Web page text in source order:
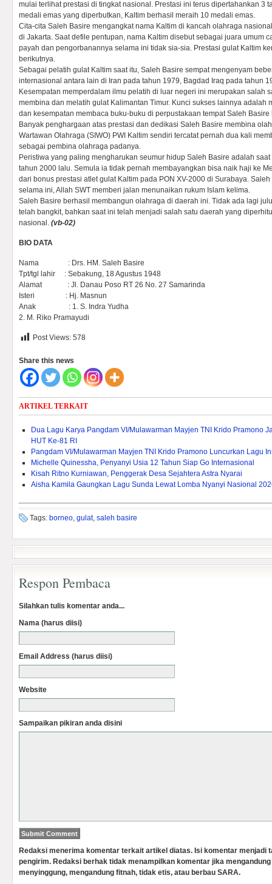
mulai terlihat prestasi di tingkat nasional. Prestasi ini terus dipertahankan 3
medali emas yang diperbutkan, Kaltim berhasil meraih 10 medali emas.
Cita-cita Saleh Basire mengangkat nama Kaltim di kancah olahraga
di Jakarta. Saat defile pentupan, nama Kaltim disebut sebagai juara umum
payah dan pengorbanannya selama ini tidak sia-sia. Prestasi gulat Kaltim
berikutnya.
Sebagai pelatih gulat Kaltim saat itu, Saleh Basire sempat mengenyam
internasional antara lain di Iran pada tahun 1979, Bagdad Iraq pada tahun
Kesempatan memperdalam ilmu pelatih di luar negeri ini merupakan salah
membina dan melatih gulat Kalimantan Timur. Kunci sukses lainnya adalah
dan kesempatan membaca buku-buku di perpustakaan tempat Saleh Basire
Banyak penghargaan atas prestasi dan dedikasi Saleh Basire membina
Wartawan Olahraga (SIWO) PWI Kaltim sendiri tercatat pernah dua kali
sebagai pembina olahraga padanya.
Peristiwa yang paling mengharukan seumur hidup Saleh Basire adalah
tahun 2000 lalu. Semula ia tidak pernah membayangkan bisa naik haji ke
dari bonus prestasi atlet gulat Kaltim pada PON XV-2000 di Surabaya.
selama ini, Allah SWT memberi jalan menunaikan rukum Islam kelima.
Saleh Basire berhasil membangun olahraga di daerah ini. Tidak ada lagi
telah bangkit, bahkan saat ini telah menjadi salah satu daerah yang
nasional. (vb-02)
BIO DATA
Nama : Drs. HM. Saleh Basire
Tpt/tgl lahir : Sebakung, 18 Agustus 1948
Alamat : Jl. Danau Poso RT 26 No. 27 Samarinda
Isteri : Hj. Masnun
Anak : 1. S. Indra Yudha
2. M. Riko Pramayudi
Post Views: 578
Share this news
ARTIKEL TERKAIT
Dua Lagu Karya Pangdam VI/Mulawarman Mayjen TNI Krido Pramono
HUT Ke-81 RI
Pangdam VI/Mulawarman Mayjen TNI Krido Pramono Luncurkan Lagu
Michelle Quinessha, Penyanyi Usia 12 Tahun Siap Go Internasional
Kisah Ritno Kurniawan, Penggerak Desa Sejahtera Astra Nyarai
Aisha Kamila Gaungkan Lagu Sunda Lewat Lomba Nyanyi Nasional
Tags: borneo, gulat, saleh basire
Respon Pembaca
Silahkan tulis komentar anda...
Nama (harus diisi)
Email Address (harus diisi)
Website
Sampaikan pikiran anda disini
Redaksi menerima komentar terkait artikel diatas. Isi komentar menjadi
pengirim. Redaksi berhak tidak menampilkan komentar jika
menyinggung, mengandung fitnah, tidak etis, atau berbau SARA.